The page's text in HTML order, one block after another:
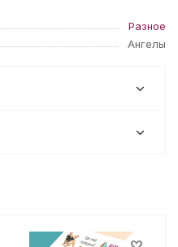
Разное
Ангелы